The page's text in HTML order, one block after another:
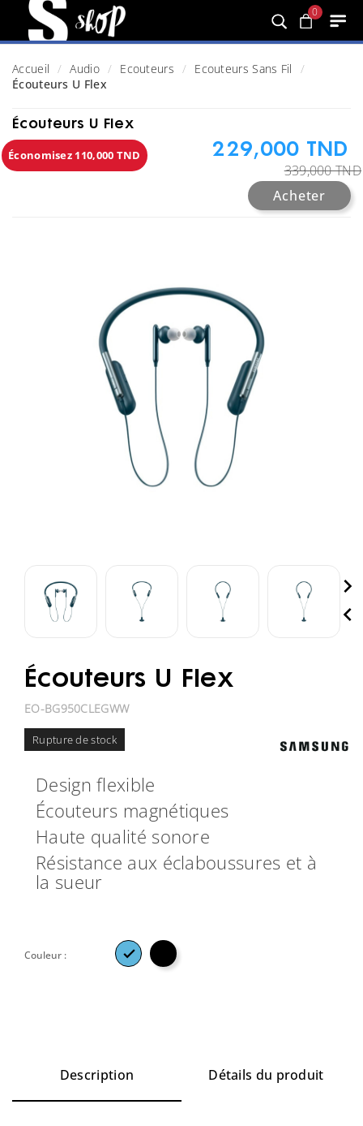
0
Accueil Audio Ecouteurs
Ecouteurs Sans Fil
Écouteurs U Flex
Écouteurs U Flex
Économisez 110,000 TND 229,000 TND
339,000 TND
Acheter


Écouteurs U Flex
EO-BG950CLEGWW
Rupture de stock
Design flexible
Écouteurs magnétiques
Haute qualité sonore
Résistance aux éclaboussures et à
la sueur
Couleur : 
Description Détails du produit